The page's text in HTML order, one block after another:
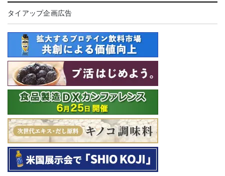
タイアップ企画広告